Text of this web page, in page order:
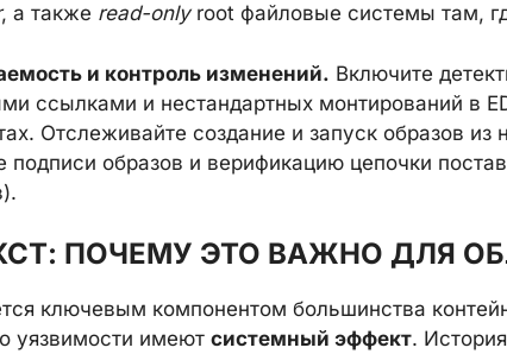
, а также read-onlyroot файловые системы там,
и контроль изменений. Включите
ссылками и нестандартных монтирований в
Отслеживайте создание и запуск образов из
подписи образов и верификацию цепочки
ПОЧЕМУ ЭТО ВАЖНО ДЛЯ
ключевым компонентом большинства
уязвимости имеют системный эффект.